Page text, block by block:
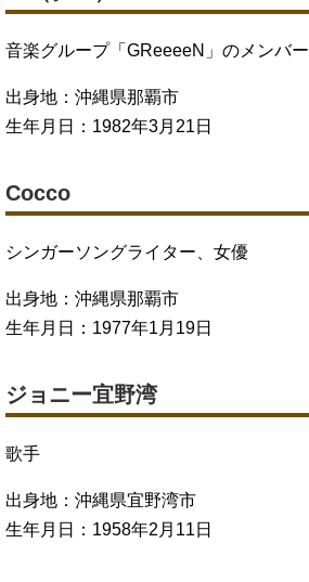
音楽グループ「GReeeeN」のメンバー
出身地：沖縄県那覇市
生年月日：1982年3月21日
Cocco
シンガーソングライター、女優
出身地：沖縄県那覇市
生年月日：1977年1月19日
ジョニー宜野湾
歌手
出身地：沖縄県宜野湾市
生年月日：1958年2月11日